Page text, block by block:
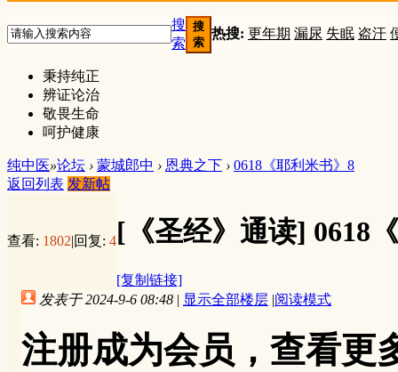
搜
索
搜
索
热搜: 更年期 漏尿 失眠 盗汗
秉持纯正
辨证论治
敬畏生命
呵护健康
纯中医»论坛 › 蒙城郎中 › 恩典之下 › 0618《耶利米书》8
返回列表 发新帖
查看: 1802|回复: 4[《圣经》通读] 0618
[复制链接]
发表于 2024-9-6 08:48 | 显示全部楼层 |阅读模式
注册成为会员，查看更